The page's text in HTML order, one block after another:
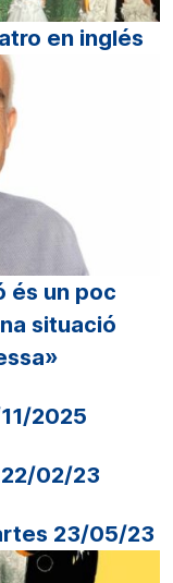
en inglés
és un poc
situació
2025
02/23
23/05/23